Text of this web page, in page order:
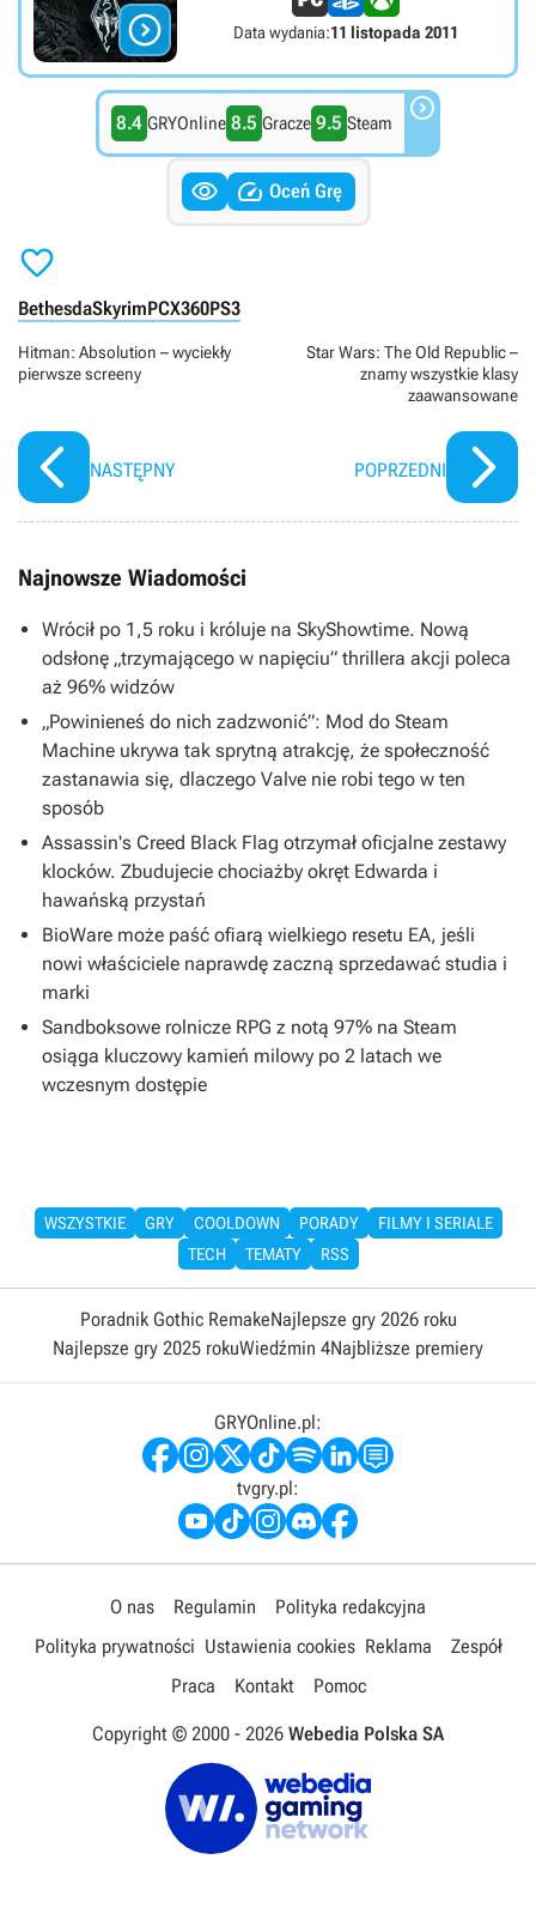
 Data wydania:11 listopada 2011
8.4 GRYOnline 8.5 Gracze 9.5 Steam 
  Oceń Grę

BethesdaSkyrimPCX360PS3
Hitman: Absolution – wyciekły
pierwsze screeny
NASTĘPNY
Star Wars: The Old Republic –
znamy wszystkie klasy
zaawansowane
POPRZEDNI
Najnowsze Wiadomości
Wrócił po 1,5 roku i króluje na SkyShowtime. Nową
odsłonę „trzymającego w napięciu” thrillera akcji poleca
aż 96% widzów
„Powinieneś do nich zadzwonić”: Mod do Steam
Machine ukrywa tak sprytną atrakcję, że społeczność
zastanawia się, dlaczego Valve nie robi tego w ten
sposób
Assassin's Creed Black Flag otrzymał oficjalne zestawy
klocków. Zbudujecie chociażby okręt Edwarda i
hawańską przystań
BioWare może paść ofiarą wielkiego resetu EA, jeśli
nowi właściciele naprawdę zaczną sprzedawać studia i
marki
Sandboksowe rolnicze RPG z notą 97% na Steam
osiąga kluczowy kamień milowy po 2 latach we
wczesnym dostępie
WSZYSTKIE GRY COOLDOWN PORADY
FILMY I SERIALE
TECH
TEMATY RSS
Poradnik Gothic RemakeNajlepsze gry 2026 roku
Najlepsze gry 2025 rokuWiedźmin 4Najbliższe premiery
GRYOnline.pl:
tvgry.pl:
O nas Regulamin
Polityka redakcyjna
Polityka prywatności Ustawienia cookies Reklama
Zespół
Praca
Kontakt Pomoc
Copyright © 2000 - 2026 Webedia Polska SA